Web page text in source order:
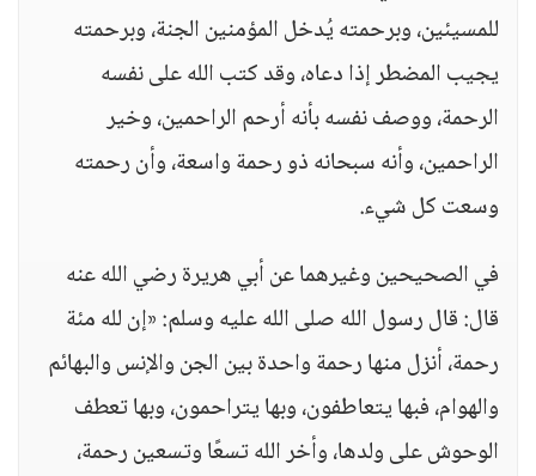
للمسيئين، وبرحمته يُدخل المؤمنين الجنة، وبرحمته
يجيب المضطر إذا دعاه، وقد كتب الله على نفسه
الرحمة، ووصف نفسه بأنه أرحم الراحمين، وخير
الراحمين، وأنه سبحانه ذو رحمة واسعة، وأن رحمته
وسعت كل شيء.
في الصحيحين وغيرهما عن أبي هريرة رضي الله عنه
قال: قال رسول الله صلى الله عليه وسلم: «إن لله مئة
رحمة، أنزل منها رحمة واحدة بين الجن والإنس والبهائم
والهوام، فبها يتعاطفون، وبها يتراحمون، وبها تعطف
الوحوش على ولدها، وأخر الله تسعًا وتسعين رحمة،